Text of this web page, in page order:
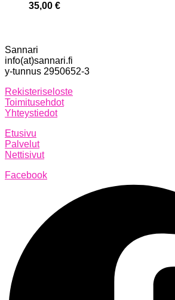
35,00 €
Sannari
info(at)sannari.fi
y-tunnus 2950652-3
Rekisteriseloste
Toimitusehdot
Yhteystiedot
Etusivu
Palvelut
Nettisivut
Facebook